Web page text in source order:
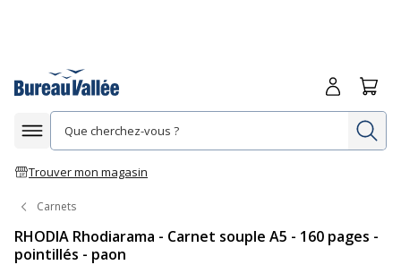
Afficher la navigation
Trouver mon magasin
Me
Carnets
RHODIA Rhodiarama - Carnet souple A5 - 160 pages -
pointillés - paon